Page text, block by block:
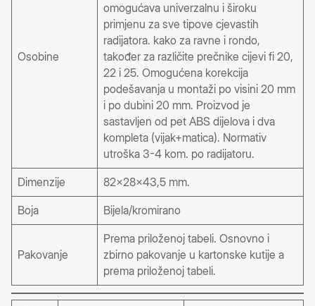
Osobine
omogućava univerzalnu i široku
primjenu za sve tipove cjevastih
radijatora. kako za ravne i rondo,
također za različite prečnike cijevi fi 20,
22 i 25. Omogućena korekcija
podešavanja u montaži po visini 20 mm
i po dubini 20 mm. Proizvod je
sastavljen od pet ABS dijelova i dva
kompleta (vijak+matica). Normativ
utroška 3-4 kom. po radijatoru.
Dimenzije
82x28x43,5 mm.
Boja
Bijela/kromirano
Pakovanje
Prema priloženoj tabeli. Osnovno i
zbirno pakovanje u kartonske kutije a
prema priloženoj tabeli.